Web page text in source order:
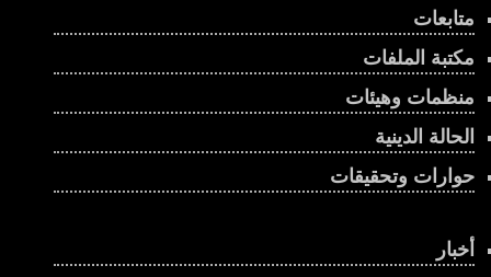
متابعات
مكتبة الملفات
منظمات وهيئات
الحالة الدينية
حوارات وتحقيقات
أخبار